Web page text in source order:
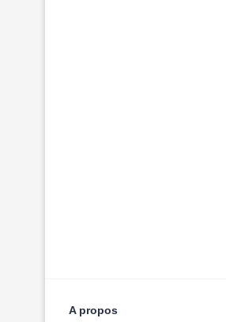
A propos